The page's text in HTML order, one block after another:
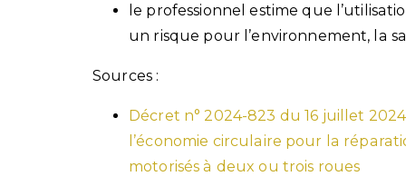
le professionnel estime que
un risque pour l’environnement, la
Sources :
Décret n° 2024-823 du 16 juillet
l’économie circulaire pour la
motorisés à deux ou trois roues